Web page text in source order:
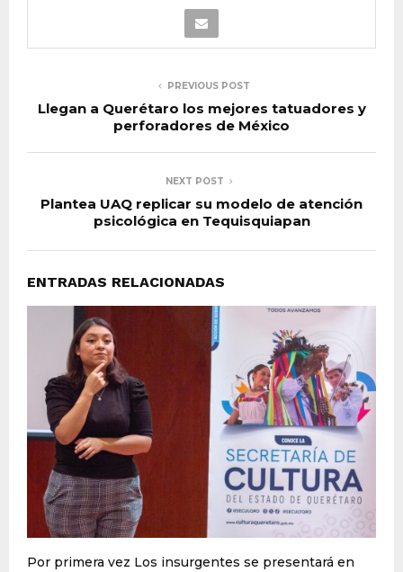
PREVIOUS POST
Llegan a Querétaro los mejores tatuadores y
perforadores de México
NEXT POST
Plantea UAQ replicar su modelo de atención
psicológica en Tequisquiapan
ENTRADAS RELACIONADAS
Por primera vez Los insurgentes se presentará en